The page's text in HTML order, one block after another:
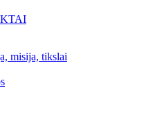
misija, tikslai